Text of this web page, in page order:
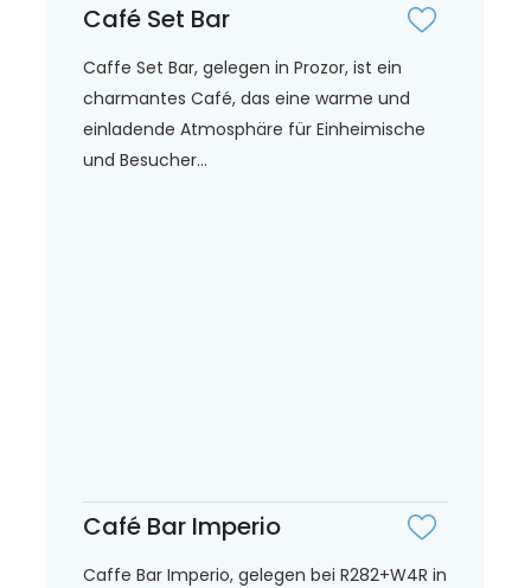
Café Set Bar
Caffe Set Bar, gelegen in Prozor, ist ein
charmantes Café, das eine warme und
einladende Atmosphäre für Einheimische
und Besucher...
Café Bar Imperio
Caffe Bar Imperio, gelegen bei R282+W4R in